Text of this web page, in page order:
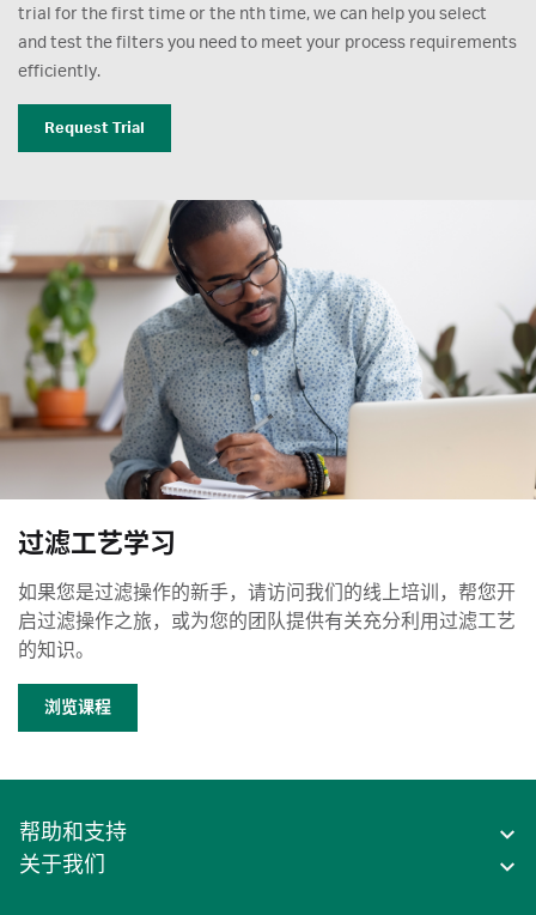
trial for the first time or the nth time, we can help you select
and test the filters you need to meet your process requirements
efficiently.
Request Trial
过滤工艺学习
如果您是过滤操作的新手，请访问我们的线上培训，帮您开
启过滤操作之旅，或为您的团队提供有关充分利用过滤工艺
的知识。
浏览课程
帮助和支持
关于我们